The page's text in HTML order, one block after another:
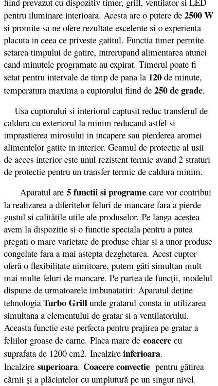
pentru iluminare interioara. Acesta are o putere de 2500 W
si promite sa ne ofere rezultate excelente si o experienta
placuta in ceea ce priveste gatitul. Functia timer permite
setarea timpului de gatire, intrerupand alimentarea atunci
cand minutele programate au expirat. Timerul poate fi
setat pentru intervale de timp de pana la 120 de minute,
temperatura maxima a cuptorului fiind de 250 de grade.
Usa cuptorului si interiorul captusit reduc transferul de
caldura cu exteriorul la minim reducand astfel si
imprastierea mirosului in incapere sau pierderea aromei
alimentelor gatite in interior. Geamul de protectie al usii
de acces interior este unul rezistent termic avand 2 straturi
de protectie pentru un transfer termic de caldura minim.
Aparatul are 5 functii si programe care vor contribui
la realizarea a diferitelor feluri de mancare fara a pierde
gustul si calitătile utile ale produselor. Pe langa acestea
avem la dispozitie si o functie speciala pentru a putea
pregati o mare varietate de produse chiar si a unor produse
congelate fara a mai astepta dezghetarea. Acest cuptor
oferă o flexibilitate uimitoare, putem găti simultan mult
mai multe feluri de mancare. Pe partea de funcții, modelul
dispune de urmatoarele imbunatatiri: Aparatul detine
tehnologia Turbo Grill unde gratarul consta in utilizarea
simultana a elementului de gratar si a ventilatorului.
Aceasta functie este perfecta pentru prajirea pe gratar a
feliilor groase de carne. Placa mare de coacere cu
suprafata de 1200 cm2. Incalzire inferioara.
Incalzire superioara. Coacere convectie pentru gătirea
cărnii şi a plăcintelor cu umplutură pe un singur nivel.